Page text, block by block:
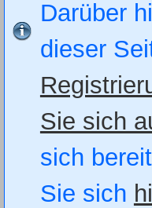
Darüber
dieser
Sie sich
sich
Sie sich